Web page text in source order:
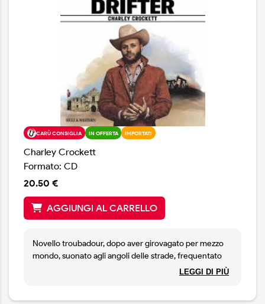
country, pronta per le grandi arene e il grande
pubblico.
CARÙ CONSIGLIA IN OFFERTA IMPORTATI
Charley Crockett
Formato: CD
20.50 €
AGGIUNGI AL CARRELLO
Novello troubadour, dopo aver girovagato per mezzo
mondo, suonato agli angoli delle strade, frequentato
malfamati honky tonk bar sparsi tra Austin, New York e
LEGGI DI PIÙ